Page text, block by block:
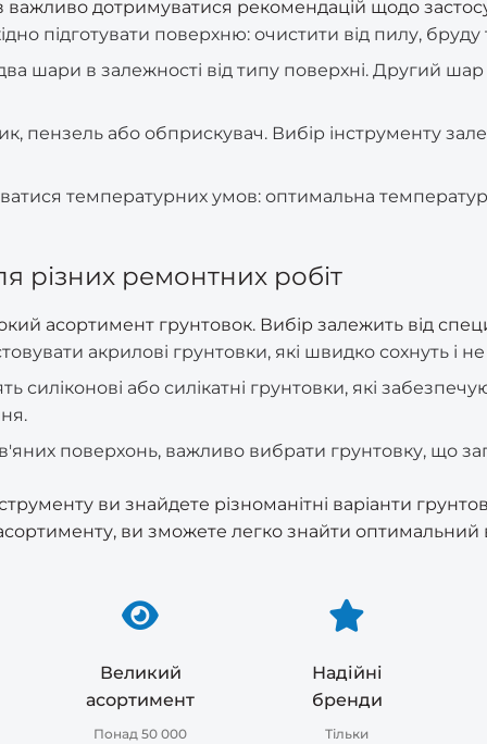
дотримуватися рекомендацій щодо
підготувати поверхню: очистити від пилу, бруду
шари в залежності від типу поверхні. Другий
пензель або обприскувач. Вибір інструменту
температурних умов: оптимальна
різних ремонтних робіт
асортимент грунтовок. Вибір залежить від
акрилові грунтовки, які швидко сохнуть і
силіконові або силікатні грунтовки, які
поверхонь, важливо вибрати грунтовку, що
ви знайдете різноманітні варіанти
ви зможете легко знайти оптимальний
Великий
асортимент
Понад 50 000
Надійні
бренди
Тільки